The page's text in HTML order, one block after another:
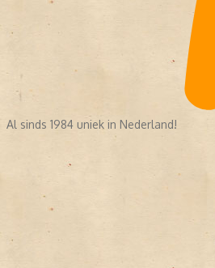
Al sinds 1984 uniek in Nederland!